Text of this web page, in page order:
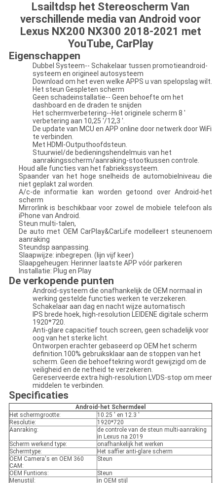
Lsailtdsp het Stereoscherm Van
verschillende media van Android voor
Lexus NX200 NX300 2018-2021 met
YouTube, CarPlay
Eigenschappen
Dubbel Systeem-- Schakelaar tussen promotieandroid-
systeem en origineel autosysteem
Download om het even welke APPS u van spelopslag wilt.
Het steun Gespleten scherm
Geen schadeinstallatie-- Geen behoefte om het
dashboard en de draden te snijden
Het schermverbetering--Het originele scherm 8 '
verbetering aan 10,25 '/12,3 '.
De update van MCU en APP online door netwerk door WiFi
te verbinden.
Met HDMI-Outputhoofdsteun.
Stuurwiel/de bedieningshendelmuis van het
aanrakingsscherm/aanraking-stootkussen controle.
Houd alle functies van het fabriekssysteem.
Spaander van het hoge snelheids de automobielniveau die
niet geplakt zal worden.
A/c-de informatie kan worden getoond over Android-het
scherm
Mirrorlink is beschikbaar voor zowel de mobiele telefoon als
iPhone van Android.
Steun multi-talen,
De auto met OEM CarPlay&CarLife modelleert steunenoem
aanraking
Steundsp aanpassing.
Slaapwijze: inbegrepen. (lijn vijf keer)
Slaapgeheugen: Herinner laatste APP vóór parkeren
Installatie: Plug en Play
De verkopende punten
Android-systeem die onafhankelijk de OEM normaal in
werking gestelde functies werken te verzekeren.
Schakelaar aan dag en nacht wijze automatisch
IPS brede hoek, high-resolution LEIDENE digitale scherm
1920*720.
Anti-glare capacitief touch screen, geen schadelijk voor
oog van het sterke licht.
Ontworpen erachter gebaseerd op OEM het scherm
definition.100% gebruiksklaar aan de stoppen van het
scherm. Geen die behoeftekring wordt gewijzigd om de
veiligheid en de netheid te verzekeren.
Gereserveerde extra high-resolution LVDS-stop om meer
middelen te verbinden.
Specificaties
Android-het Schermdeel
Het schermgrootte:
10.25 ' en 12.3 '
Resolutie:
1920*720
Aanraking:
de controle van de steun multi-aanraking
in Lexus na 2019
Scherm werkend type:
onafhankelijk het werken
Schermtype:
Het saffier anti-glare scherm
OEM Camera's en OEM 360
CAM:
Steun
OEM Funtions:
Steun
Menustijl:
in OEM stijl